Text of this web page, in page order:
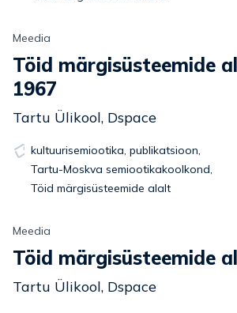
Meedia
Töid märgisüsteemide alalt III /
1967
Tartu Ülikool, Dspace
kultuurisemiootika, publikatsioon,
Tartu-Moskva semiootikakoolkond,
Töid märgisüsteemide alalt
Meedia
Töid märgisüsteemide
Tartu Ülikool, Dspace